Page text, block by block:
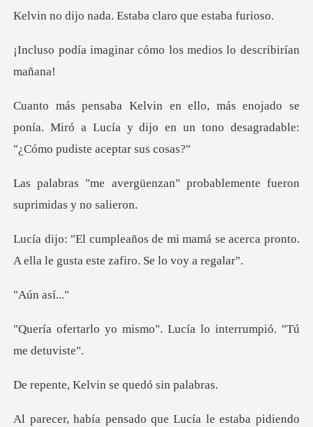
da. Estaba claro
ar cómo los medios lo
o se
ponía. Miró a Lucía y dijo en un tono de
zan" probablemente fueron
má se acerca pronto.
A ella le gust
así
smo". Lucía lo interrum
elvin se qued
que Lucía le estaba pidi